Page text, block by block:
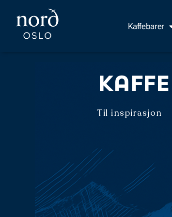
Kaffebarer
Til inspirasjon